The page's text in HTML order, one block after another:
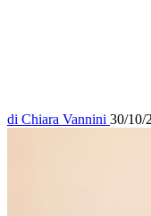
di Chiara Vannini 30/10/